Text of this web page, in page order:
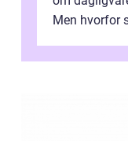
Men hvorfor